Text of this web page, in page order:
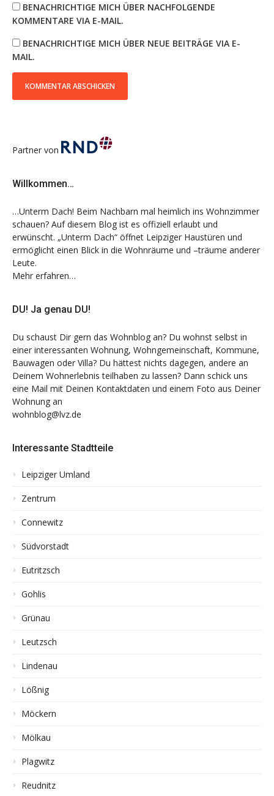
BENACHRICHTIGE MICH ÜBER NACHFOLGENDE
KOMMENTARE VIA E-MAIL.
BENACHRICHTIGE MICH ÜBER NEUE BEITRÄGE VIA E-
MAIL.
Partner von
Willkommen…
…Unterm Dach! Beim Nachbarn mal heimlich ins Wohnzimmer
schauen? Auf diesem Blog ist es offiziell erlaubt und
erwünscht. „Unterm Dach“ öffnet Leipziger Haustüren und
ermöglicht einen Blick in die Wohnräume und –träume anderer
Leute.
Mehr erfahren…
DU! Ja genau DU!
Du schaust Dir gern das Wohnblog an? Du wohnst selbst in
einer interessanten Wohnung, Wohngemeinschaft, Kommune,
Bauwagen oder Villa? Du hättest nichts dagegen, andere an
Deinem Wohnerlebnis teilhaben zu lassen? Dann schick uns
eine Mail mit Deinen Kontaktdaten und einem Foto aus Deiner
Wohnung an
wohnblog@lvz.de
Interessante Stadtteile
Leipziger Umland
Zentrum
Connewitz
Südvorstadt
Eutritzsch
Gohlis
Grünau
Leutzsch
Lindenau
Lößnig
Möckern
Mölkau
Plagwitz
Reudnitz